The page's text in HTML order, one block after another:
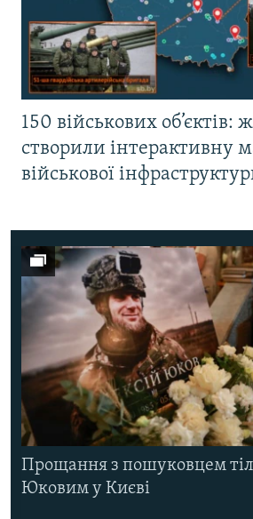
150 військових об’єктів:
створили інтерактивну
військової
Прощання з пошуковцем
Юковим у Києві